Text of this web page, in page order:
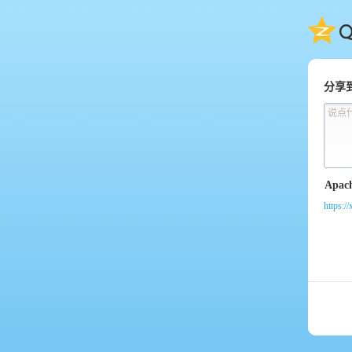
QQ
分享
说点
https://